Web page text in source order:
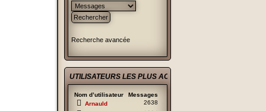
Recherche avancée
UTILISATEURS LES PLUS ACTIFS
Nom d’utilisateur
Messages
Arnauld
2638